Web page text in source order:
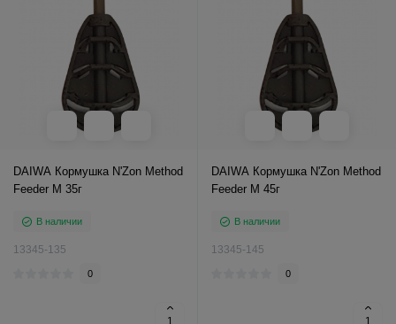
DAIWA Кормушка N'Zon Method
Feeder M 35г
В наличии
13345-135
0
DAIWA Кормушка N'Zon Method
Feeder M 45г
В наличии
13345-145
0